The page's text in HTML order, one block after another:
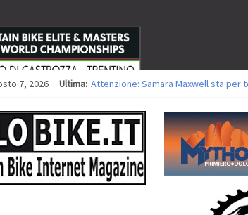
7, 2026 Ultima: Attenzione: Samara Maxwell sta per
Europei XCO: vittorie per Ghibaudo,
35ª Marathon Bike della Brianza:
Europei MTB: il Team Relay firma il